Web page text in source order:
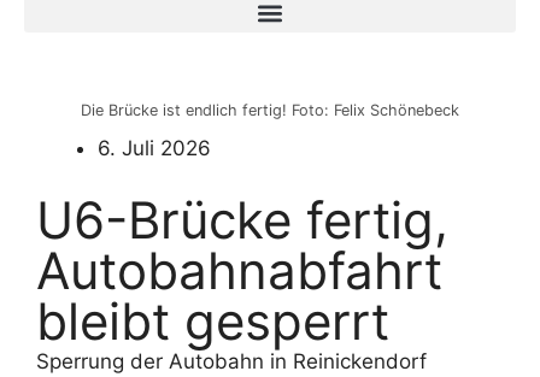
Die Brücke ist endlich fertig! Foto: Felix Schönebeck
6. Juli 2026
U6-Brücke fertig,
Autobahnabfahrt
bleibt gesperrt
Sperrung der Autobahn in Reinickendorf